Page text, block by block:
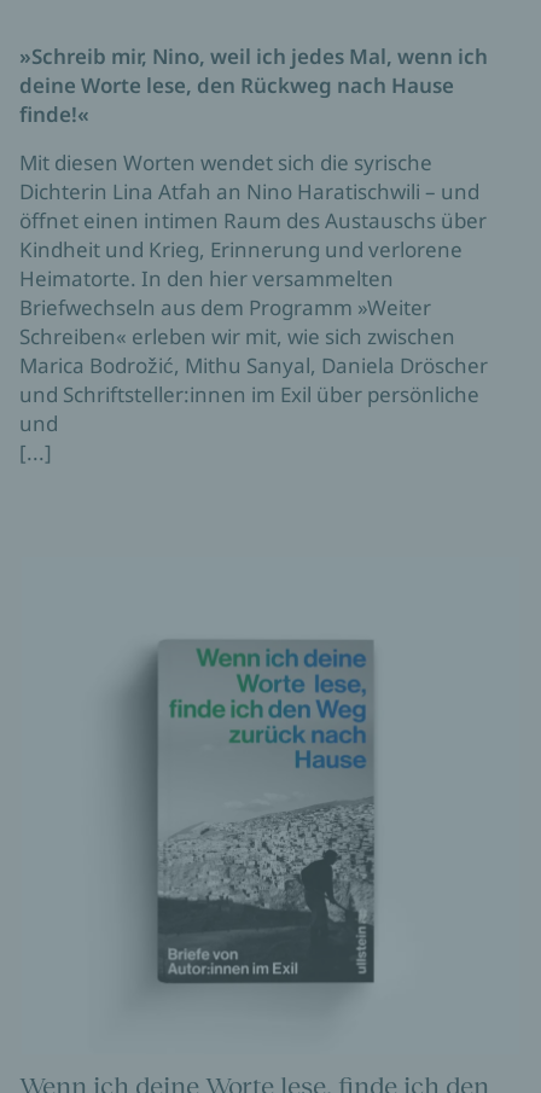
»Schreib mir, Nino, weil ich jedes Mal, wenn ich
deine Worte lese, den Rückweg nach Hause
finde!«
Mit diesen Worten wendet sich die syrische
Dichterin Lina Atfah an Nino Haratischwili – und
öffnet einen intimen Raum des Austauschs über
Kindheit und Krieg, Erinnerung und verlorene
Heimatorte. In den hier versammelten
Briefwechseln aus dem Programm »Weiter
Schreiben« erleben wir mit, wie sich zwischen
Marica Bodrožić, Mithu Sanyal, Daniela Dröscher
und Schriftsteller:innen im Exil über persönliche
und
[...]
Wenn ich deine Worte lese, finde ich den